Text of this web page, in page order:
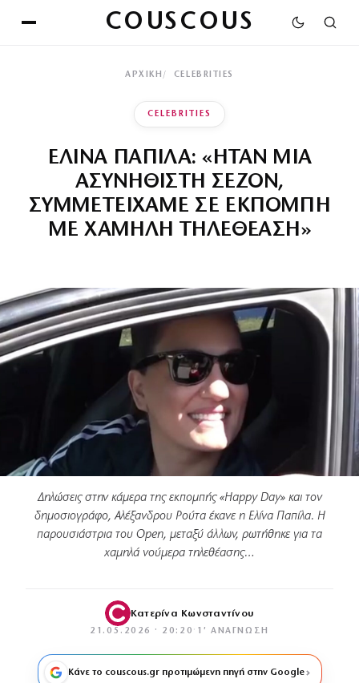
COUSCOUS
ΑΡΧΙΚΉ CELEBRITIES
CELEBRITIES
ΕΛΙΝΑ ΠΑΠΙΛΑ: «ΗΤΑΝ ΜΙΑ
ΑΣΥΝΗΘΙΣΤΗ ΣΕΖΟΝ,
ΣΥΜΜΕΤΕΙΧΑΜΕ ΣΕ ΕΚΠΟΜΠΗ
ΜΕ ΧΑΜΗΛΗ ΤΗΛΕΘΕΑΣΗ»
Δηλώσεις στην κάμερα της εκπομπής «Happy Day» και τον
δημοσιογράφο, Αλέξανδρου Ρούτα έκανε η Ελίνα Παπίλα. Η
παρουσιάστρια του Open, μεταξύ άλλων, ρωτήθηκε για τα
χαμηλά νούμερα τηλεθέασης…
Κατερίνα Κωνσταντίνου
21.05.2026 · 20:20 · 1′ ΑΝΆΓΝΩΣΗ
Κάνε το couscous.gr προτιμώμενη πηγή στην Google